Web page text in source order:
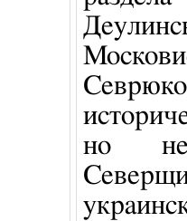
но не